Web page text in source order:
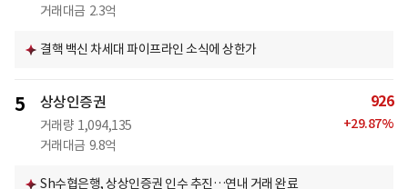
거래대금 2.3억
결핵 백신 차세대 파이프라인 소식에 상한가
5 상상인증권
거래량 1,094,135
거래대금 9.8억
926
+29.87%
Sh수협은행, 상상인증권 인수 추진…연내 거래 완료